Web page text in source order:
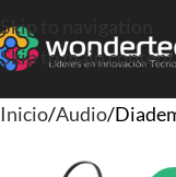
Skip to navigation
Skip to main content
Inicio Audio